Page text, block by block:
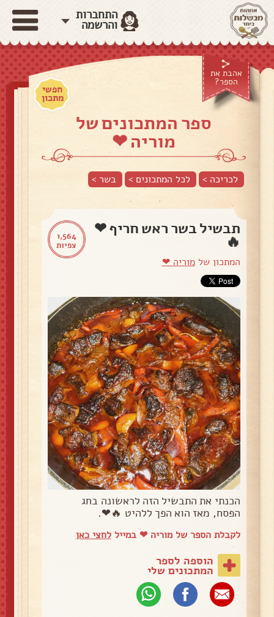
התחברות
והרשמה
אהבת את
הספר?
חפשי
מתכון
ספר המתכונים של
מוריה ❤
לכריכה > לכל המתכונים > בשר >
1,564
צפיות
תבשיל בשר ראש חריף ❤
🔥
המתכון שלמוריה ❤
הכנתי את התבשיל הזה לראשונה בחג
הפסח, מאז הוא הפך ללהיט 🔥❤.
לקבלת הספר של מוריה ❤ במייללחצי כאן
הוספה לספר
המתכונים שלי